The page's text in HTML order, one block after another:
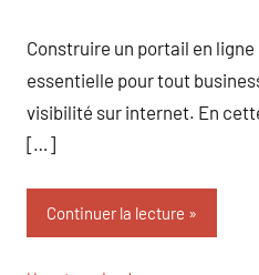
Construire un portail en
essentielle pour tout
visibilité sur internet. En
[…]
Continuer la lecture